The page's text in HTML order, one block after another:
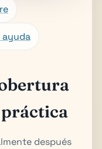
ayuda
práctica
después